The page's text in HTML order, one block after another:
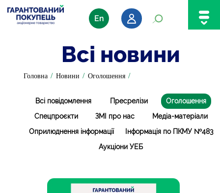
En
Всі новини
Головна / Новини / Оголошення /
Всі повідомлення Пресрелізи
Оголошення
Спецпроєкти
ЗМІ про нас
Медіа-матеріали
Оприлюднення інформації
Інформація по ПКМУ №483
Аукціони УЕБ